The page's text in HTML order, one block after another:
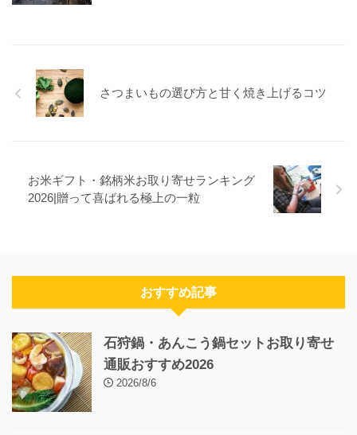
さつまいもの選び方と甘く焼き上げるコツ
お米ギフト・銘柄米お取り寄せランキング
2026|贈って喜ばれる極上の一粒
おすすめ記事
石狩鍋・あんこう鍋セットお取り寄せ
通販おすすめ2026
2026/8/6